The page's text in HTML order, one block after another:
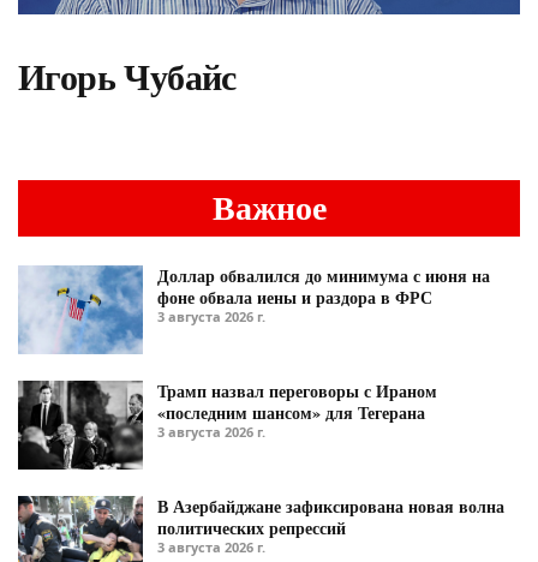
Игорь Чубайс
Важное
Доллар обвалился до минимума с июня на
фоне обвала иены и раздора в ФРС
3 августа 2026 г.
Трамп назвал переговоры с Ираном
«последним шансом» для Тегерана
3 августа 2026 г.
В Азербайджане зафиксирована новая волна
политических репрессий
3 августа 2026 г.